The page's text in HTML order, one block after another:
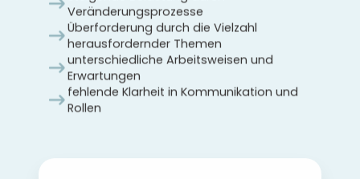
Veränderungsprozesse
Überforderung durch die Vielzahl
herausfordernder Themen
unterschiedliche Arbeitsweisen und
Erwartungen
fehlende Klarheit in Kommunikation und
Rollen